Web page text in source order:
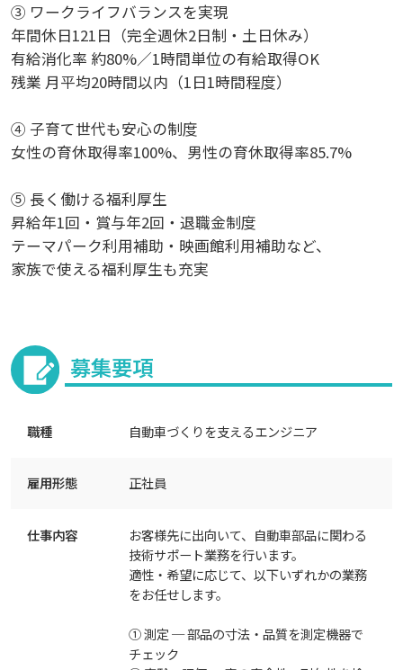
③ ワークライフバランスを実現
年間休日121日（完全週休2日制・土日休み）
有給消化率 約80%／1時間単位の有給取得OK
残業 月平均20時間以内（1日1時間程度）
④ 子育て世代も安心の制度
女性の育休取得率100%、男性の育休取得率85.7%
⑤ 長く働ける福利厚生
昇給年1回・賞与年2回・退職金制度
テーマパーク利用補助・映画館利用補助など、
家族で使える福利厚生も充実
募集要項
職種 自動車づくりを支えるエンジニア
雇用形態 正社員
仕事内容
お客様先に出向いて、自動車部品に関わる
技術サポート業務を行います。
適性・希望に応じて、以下いずれかの業務
をお任せします。
① 測定 ─ 部品の寸法・品質を測定機器で
チェック